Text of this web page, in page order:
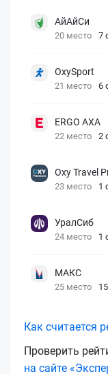
АйАйСи
20 место 7
OxySport
21 место 6
ERGO AXA
22 место 2
Oxy Travel
23 место 1
УралСиб
24 место 1
МАКС
25 место
Как считается
Проверить
на сайте